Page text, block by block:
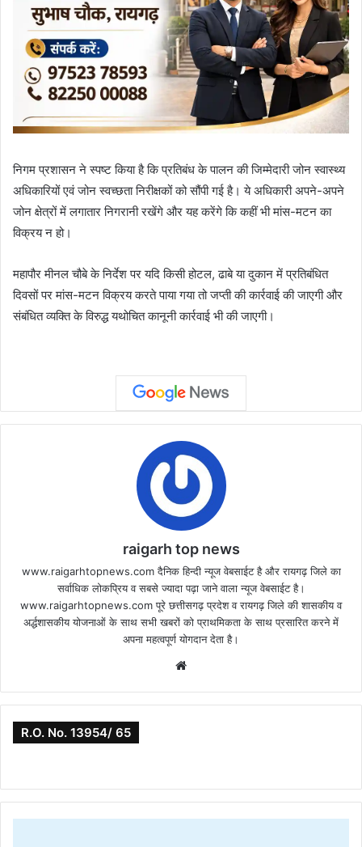
निगम प्रशासन ने स्पष्ट किया है कि प्रतिबंध के पालन की जिम्मेदारी जोन स्वास्थ्य
अधिकारियों एवं जोन स्वच्छता निरीक्षकों को सौंपी गई है। ये अधिकारी अपने-अपने
जोन क्षेत्रों में लगातार निगरानी रखेंगे और यह करेंगे कि कहीं भी मांस-मटन का
विक्रय न हो।
महापौर मीनल चौबे के निर्देश पर यदि किसी होटल, ढाबे या दुकान में प्रतिबंधित
दिवसों पर मांस-मटन विक्रय करते पाया गया तो जप्ती की कार्रवाई की जाएगी और
संबंधित व्यक्ति के विरुद्ध यथोचित कानूनी कार्रवाई भी की जाएगी।
raigarh top news
www.raigarhtopnews.com दैनिक हिन्दी न्यूज वेबसाईट है और रायगढ़ जिले का
सर्वाधिक लोकप्रिय व सबसे ज्यादा पढ़ा जाने वाला न्यूज वेबसाईट है।
www.raigarhtopnews.com पूरे छत्तीसगढ़ प्रदेश व रायगढ़ जिले की शासकीय व
अर्द्धशासकीय योजनाओं के साथ सभी खबरों को प्राथमिकता के साथ प्रसारित करने में
अपना महत्वपूर्ण योगदान देता है।
R.O. No. 13954/ 65